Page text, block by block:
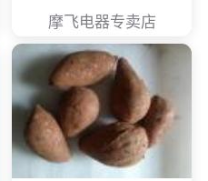
摩飞电器专卖店